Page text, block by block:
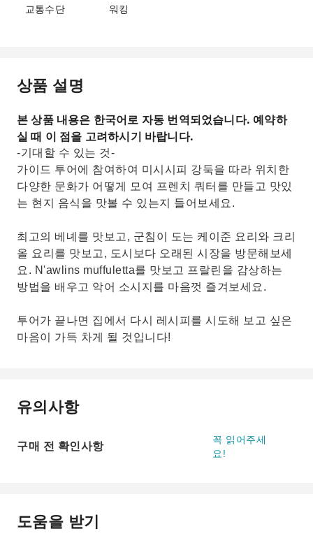
교통수단 워킹
상품 설명
본 상품 내용은 한국어로 자동 번역되었습니다. 예약하
실 때 이 점을 고려하시기 바랍니다.
-기대할 수 있는 것-
가이드 투어에 참여하여 미시시피 강둑을 따라 위치한
다양한 문화가 어떻게 모여 프렌치 쿼터를 만들고 맛있
는 현지 음식을 맛볼 수 있는지 들어보세요.
최고의 베녜를 맛보고, 군침이 도는 케이준 요리와 크리
올 요리를 맛보고, 도시보다 오래된 시장을 방문해보세
요. N'awlins muffuletta를 맛보고 프랄린을 감상하는
방법을 배우고 악어 소시지를 마음껏 즐겨보세요.
투어가 끝나면 집에서 다시 레시피를 시도해 보고 싶은
마음이 가득 차게 될 것입니다!
유의사항
구매 전 확인사항
꼭 읽어주세
요!
도움을 받기